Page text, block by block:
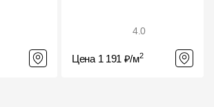
4.0
Цена 1 191 ₽/м2